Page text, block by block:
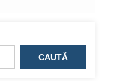
CAUTĂ